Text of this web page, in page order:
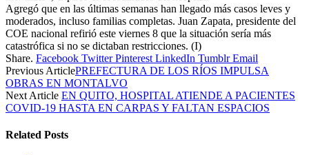
Agregó que en las últimas semanas han llegado más casos leves y
moderados, incluso familias completas. Juan Zapata, presidente del
COE nacional refirió este viernes 8 que la situación sería más
catastrófica si no se dictaban restricciones. (I)
Share. Facebook Twitter Pinterest LinkedIn Tumblr Email
Previous ArticlePREFECTURA DE LOS RÍOS IMPULSA
OBRAS EN MONTALVO
Next Article EN QUITO, HOSPITAL ATIENDE A PACIENTES
COVID-19 HASTA EN CARPAS Y FALTAN ESPACIOS
Related Posts